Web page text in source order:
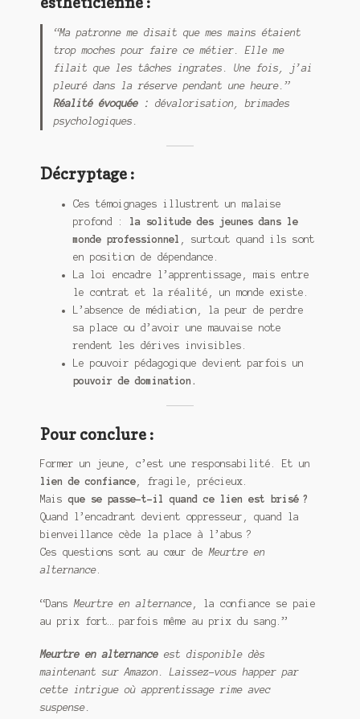
“Ma patronne me disait que mes mains étaient
trop moches pour faire ce métier. Elle me
filait que les tâches ingrates. Une fois, j’ai
pleuré dans la réserve pendant une heure.”
Réalité évoquée :
dévalorisation, brimades
psychologiques.
Décryptage :
Ces témoignages illustrent un malaise
profond : la solitude des jeunes dans le
monde professionnel
, surtout quand ils sont
en position de dépendance.
La loi encadre l’apprentissage, mais entre
le contrat et la réalité, un monde existe.
L’absence de médiation, la peur de perdre
sa place ou d’avoir une mauvaise note
rendent les dérives invisibles.
Le pouvoir pédagogique devient parfois un
pouvoir de domination.
Pour conclure :
Former un jeune, c’est une responsabilité. Et un
lien de confiance, fragile, précieux.
Maisque se passe-t-il quand ce lien est brisé ?
Quand l’encadrant devient oppresseur, quand la
bienveillance cède la place à l’abus ?
Ces questions sont au cœur de Meurtre en
alternance.
“Dans Meurtre en alternance, la confiance se paie
au prix fort… parfois même au prix du sang.”
Meurtre en alternanceest disponible dès
maintenant sur Amazon. Laissez-vous happer par
cette intrigue où apprentissage rime avec
suspense.